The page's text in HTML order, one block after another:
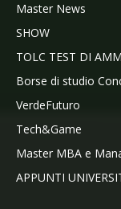
Master News
SHOW
TOLC TEST DI
Borse di studio
VerdeFuturo
Tech&Game
Master MBA e
APPUNTI